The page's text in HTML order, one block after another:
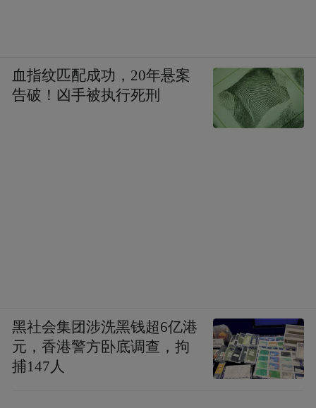
血指纹匹配成功，20年悬案
告破！凶手被执行死刑
黑社会集团涉洗黑钱超6亿港
元，香港警方卧底调查，拘
捕147人